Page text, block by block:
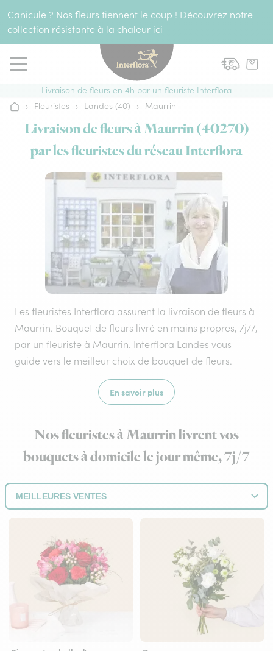
Canicule ? Nos fleurs tiennent le coup ! Découvrez notre
collection résistante à la chaleur ici
Livraison de fleurs en 4h par un fleuriste Interflora
Accueil
› Fleuristes › Landes (40) › Maurrin
Livraison de fleurs à Maurrin (40270)
par les fleuristes du réseau Interflora
Les fleuristes Interflora assurent la livraison de fleurs à
Maurrin. Bouquet de fleurs livré en mains propres, 7j/7,
par un fleuriste à Maurrin. Interflora Landes vous
guide vers le meilleur choix de bouquet de fleurs.
En savoir plus
Nos fleuristes à Maurrin livrent vos
bouquets à domicile le jour même, 7j/7